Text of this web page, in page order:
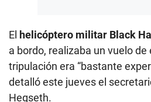
El helicóptero militar Black
a bordo, realizaba un vuelo
tripulación era “bastante
detalló este jueves el
Hegseth.